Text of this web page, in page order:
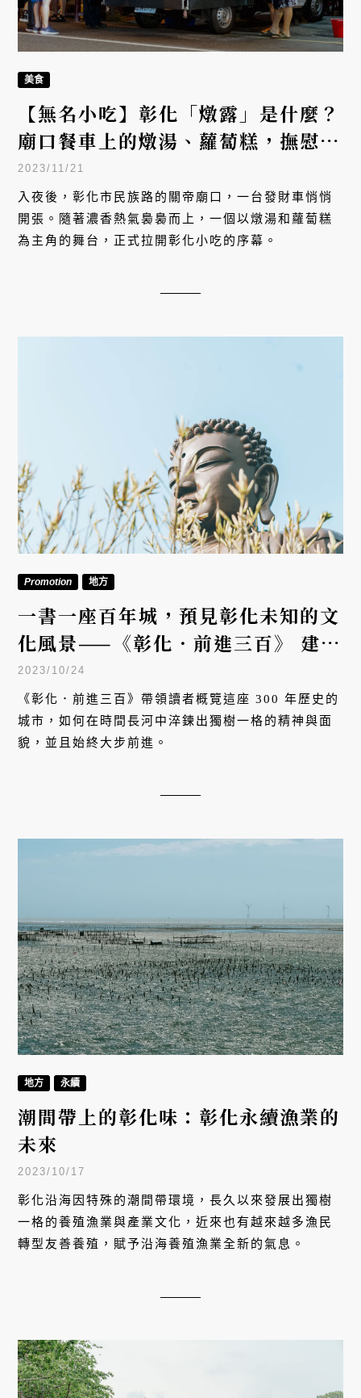
美食
【無名小吃】彰化「燉露」是什麼？
廟口餐車上的燉湯、蘿蔔糕，撫慰人
心的彰化小吃
2023/11/21
入夜後，彰化市民族路的關帝廟口，一台發財車悄悄
開張。隨著濃香熱氣裊裊而上，一個以燉湯和蘿蔔糕
為主角的舞台，正式拉開彰化小吃的序幕。
Promotion 地方
一書一座百年城，預見彰化未知的文
化風景——《彰化．前進三百》 建縣
300年專刊
2023/10/24
《彰化．前進三百》帶領讀者概覽這座 300 年歷史的
城市，如何在時間長河中淬鍊出獨樹一格的精神與面
貌，並且始終大步前進。
地方 永續
潮間帶上的彰化味：彰化永續漁業的
未來
2023/10/17
彰化沿海因特殊的潮間帶環境，長久以來發展出獨樹
一格的養殖漁業與產業文化，近來也有越來越多漁民
轉型友善養殖，賦予沿海養殖漁業全新的氣息。